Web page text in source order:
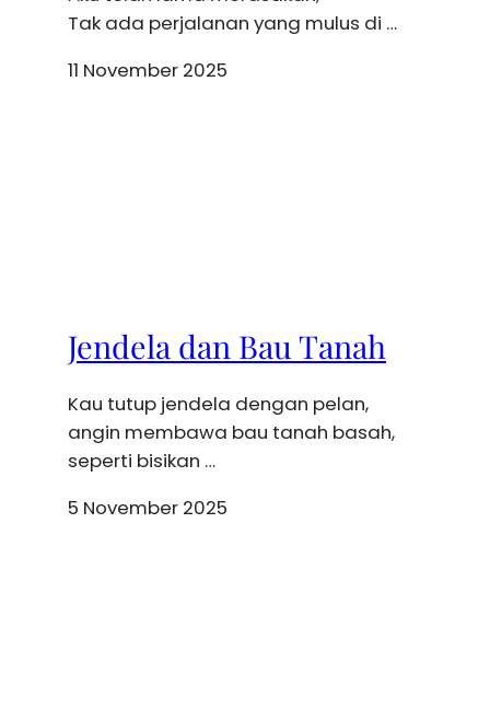
Tak ada perjalanan yang mulus di …
11 November 2025
Jendela dan Bau Tanah
Kau tutup jendela dengan pelan,
angin membawa bau tanah basah,
seperti bisikan …
5 November 2025